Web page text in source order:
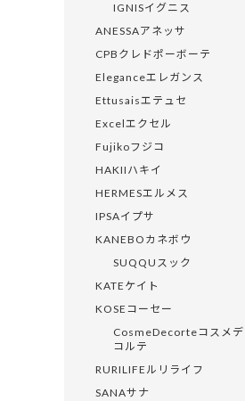
IGNISイグニス
ANESSAアネッサ
CPBクレドポーボーテ
Eleganceエレガンス
Ettusaisエテュセ
Excelエクセル
Fujikoフジコ
HAKIIハキイ
HERMESエルメス
IPSAイプサ
KANEBOカネボウ
SUQQUスック
KATEケイト
KOSEコーセー
CosmeDecorteコスメデ
コルテ
RURILIFEルリライフ
SANAサナ